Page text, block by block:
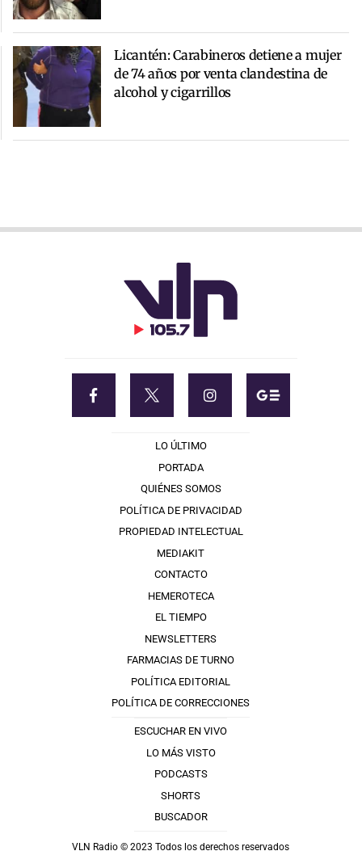
Licantén: Carabineros detiene a mujer
de 74 años por venta clandestina de
alcohol y cigarrillos
LO ÚLTIMO
PORTADA
QUIÉNES SOMOS
POLÍTICA DE PRIVACIDAD
PROPIEDAD INTELECTUAL
MEDIAKIT
CONTACTO
HEMEROTECA
EL TIEMPO
NEWSLETTERS
FARMACIAS DE TURNO
POLÍTICA EDITORIAL
POLÍTICA DE CORRECCIONES
ESCUCHAR EN VIVO
LO MÁS VISTO
PODCASTS
SHORTS
BUSCADOR
VLN Radio © 2023 Todos los derechos reservados